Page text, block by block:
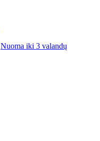
Nuoma iki 3 valandų